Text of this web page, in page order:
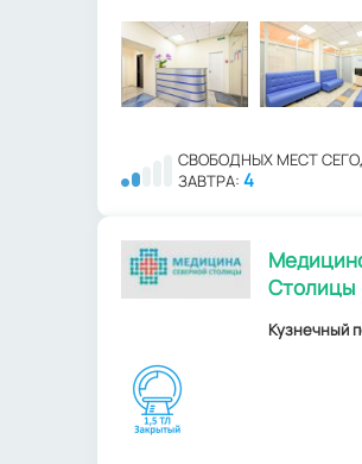
СВОБОДНЫХ МЕСТ
ЗАВТРА: 4
Столицы
Кузнечный